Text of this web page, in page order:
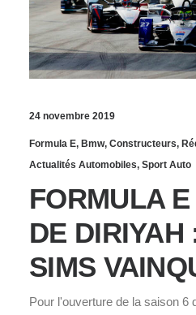
24 novembre 2019
Formula E, Bmw, Constructeurs,
Actualités Automobiles, Sport Auto
FORMULA
DE DIRIYAH
SIMS
Pour l'ouverture de la saison 6